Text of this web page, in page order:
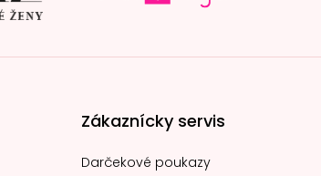
Zákaznícky servis
Darčekové poukazy